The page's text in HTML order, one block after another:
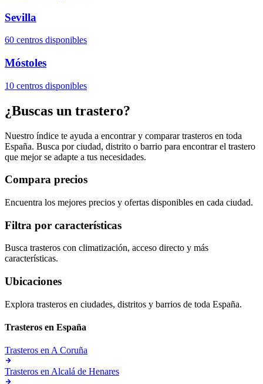
Sevilla
60 centros disponibles
Móstoles
10 centros disponibles
¿Buscas un trastero?
Nuestro índice te ayuda a encontrar y comparar trasteros en toda
España. Busca por ciudad, distrito o barrio para encontrar el trastero
que mejor se adapte a tus necesidades.
Compara precios
Encuentra los mejores precios y ofertas disponibles en cada ciudad.
Filtra por características
Busca trasteros con climatización, acceso directo y más
características.
Ubicaciones
Explora trasteros en ciudades, distritos y barrios de toda España.
Trasteros en España
Trasteros enA Coruña
Trasteros enAlcalá de Henares